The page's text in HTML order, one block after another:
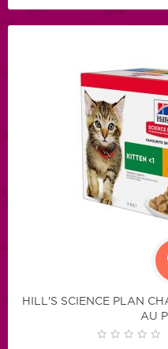
HILL'S SCIENCE PLAN
AU